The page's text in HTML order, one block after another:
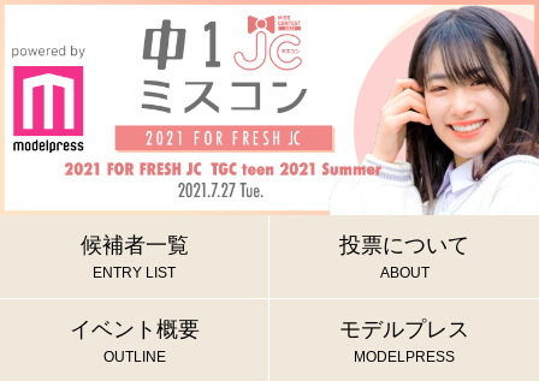
候補者一覧
ENTRY LIST
投票について
ABOUT
イベント概要
OUTLINE
モデルプレス
MODELPRESS